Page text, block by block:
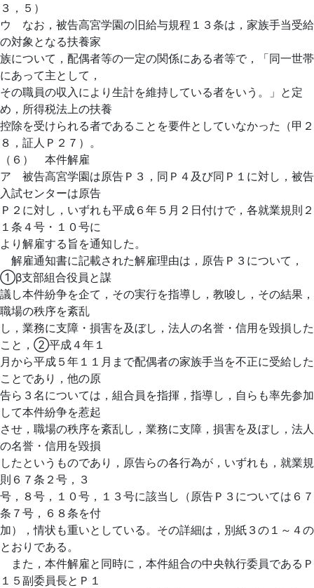
３，５）
ウ なお，被告高宮学園の旧給与規程１３条は，家族手当受給
の対象となる扶養家
族について，配偶者等の一定の関係にある者等で，「同一世帯
にあって主として，
その職員の収入により生計を維持している者をいう。」と定
め，所得税法上の扶養
控除を受けられる者であることを要件としていなかった（甲２
８，証人Ｐ２７）。
（６） 本件解雇
ア 被告高宮学園は原告Ｐ３，同Ｐ４及び同Ｐ１に対し，被告
入試センターは原告
Ｐ２に対し，いずれも平成６年５月２日付けで，各就業規則２
１条４号・１０号に
より解雇する旨を通知した。
解雇通知書に記載された解雇理由は，原告Ｐ３について，
①β支部組合役員と謀
議し本件紛争を企て，その実行を指導し，教唆し，その結果，
職場の秩序を紊乱
し，業務に支障・損害を及ぼし，法人の名誉・信用を毀損した
こと，②平成４年１
月から平成５年１１月まで配偶者の家族手当を不正に受給した
ことであり，他の原
告ら３名については，組合員を指揮，指導し，自らも率先参加
して本件紛争を惹起
させ，職場の秩序を紊乱し，業務に支障，損害を及ぼし，法人
の名誉・信用を毀損
したというものであり，原告らの各行為が，いずれも，就業規
則６７条２号，３
号，８号，１０号，１３号に該当し（原告Ｐ３については６７
条７号，６８条を付
加），情状も重いとしている。その詳細は，別紙３の１～４の
とおりである。
また，本件解雇と同時に，本件組合の中央執行委員であるＰ
１５副委員長とＰ１